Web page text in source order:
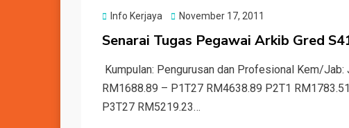
Info Kerjaya
Posted
November 17, 2011
Senarai Tugas Pegawai Arkib Gred
Kumpulan: Pengurusan dan Profesional Kem/Jab:
RM1688.89 – P1T27 RM4638.89 P2T1
P3T27 RM5219.23…